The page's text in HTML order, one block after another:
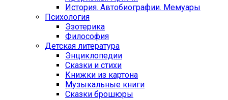
История. Автобиографии. Мемуары
Психология
Эзотерика
Философия
Детская литература
Энциклопедии
Сказки и стихи
Книжки из картона
Музыкальные книги
Сказки брошюры